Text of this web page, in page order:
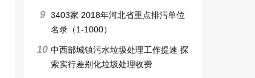
9 3403家 2018年河北省重点排污单位
名录（1-1000）
10 中西部城镇污水垃圾处理工作提速 探
索实行差别化垃圾处理收费